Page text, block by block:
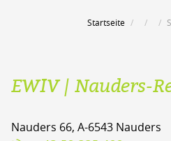
Startseite
EWIV | Nauders-
Nauders 66, A-6543 Nauders